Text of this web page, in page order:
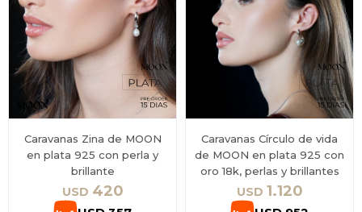
Caravanas Zina de MOON
en plata 925 con perla y
brillante
USD 420
Caravanas Círculo de vida
de MOON en plata 925 con
oro 18k, perlas y brillantes
USD 1.120